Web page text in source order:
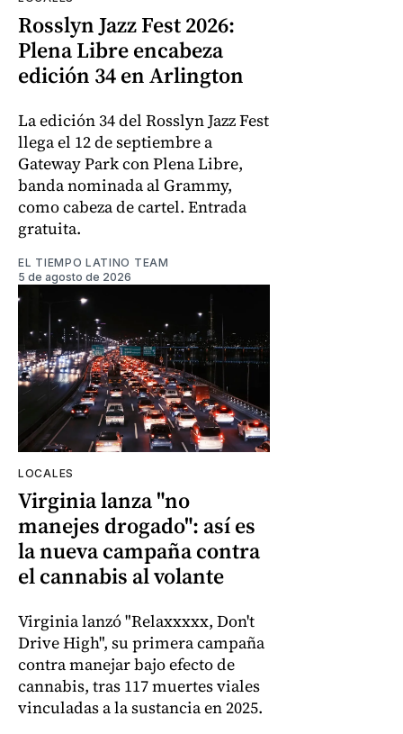
Rosslyn Jazz Fest 2026:
Plena Libre encabeza
edición 34 en Arlington
La edición 34 del Rosslyn Jazz Fest
llega el 12 de septiembre a
Gateway Park con Plena Libre,
banda nominada al Grammy,
como cabeza de cartel. Entrada
gratuita.
EL TIEMPO LATINO TEAM
5 de agosto de 2026
LOCALES
Virginia lanza "no
manejes drogado": así es
la nueva campaña contra
el cannabis al volante
Virginia lanzó "Relaxxxxx, Don't
Drive High", su primera campaña
contra manejar bajo efecto de
cannabis, tras 117 muertes viales
vinculadas a la sustancia en 2025.